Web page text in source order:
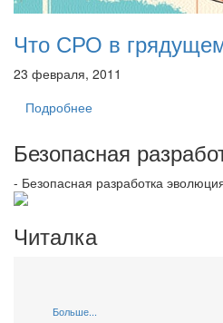
Что СРО в
23 февраля, 2011
Подробнее
Безопасная
- Безопасная разработка
Читалка
Больше...